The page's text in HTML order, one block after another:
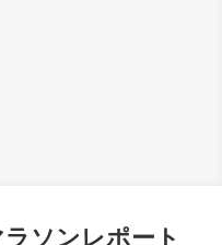
ソンレポート